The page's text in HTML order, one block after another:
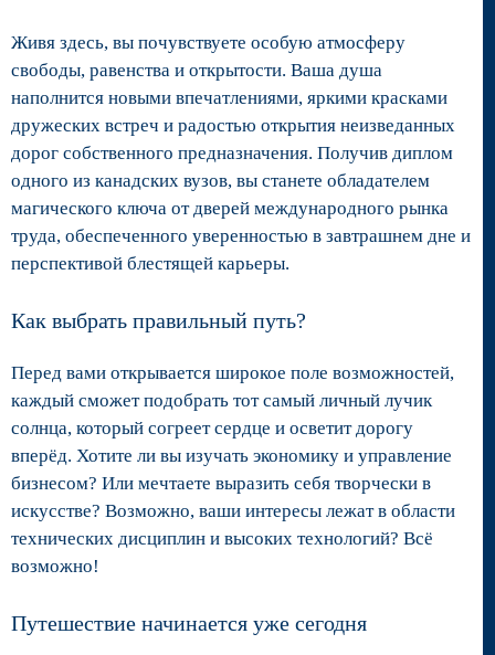
Живя здесь, вы почувствуете особую атмосферу
свободы, равенства и открытости. Ваша душа
наполнится новыми впечатлениями, яркими красками
дружеских встреч и радостью открытия неизведанных
дорог собственного предназначения. Получив диплом
одного из канадских вузов, вы станете обладателем
магического ключа от дверей международного рынка
труда, обеспеченного уверенностью в завтрашнем дне и
перспективой блестящей карьеры.
Как выбрать правильный путь?
Перед вами открывается широкое поле возможностей,
каждый сможет подобрать тот самый личный лучик
солнца, который согреет сердце и осветит дорогу
вперёд. Хотите ли вы изучать экономику и управление
бизнесом? Или мечтаете выразить себя творчески в
искусстве? Возможно, ваши интересы лежат в области
технических дисциплин и высоких технологий? Всё
возможно!
Путешествие начинается уже сегодня